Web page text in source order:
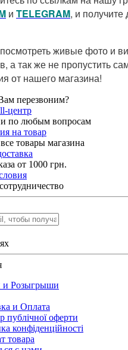
и TELEGRAM, и
живые фото и
а так же не пропустить
от нашего магазина!
перезвоним?
центр
по любым вопросам
на товар
товары магазина
от 1000 грн.
и Розыгрыши
и Оплата
публічної оферти
конфіденційності
товара